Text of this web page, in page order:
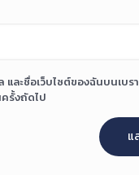
และชื่อเว็บไซต์ของฉันบนเบร
รั้งถัดไป